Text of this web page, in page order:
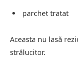
parchet tratat
Aceasta nu lasă
strălucitor.